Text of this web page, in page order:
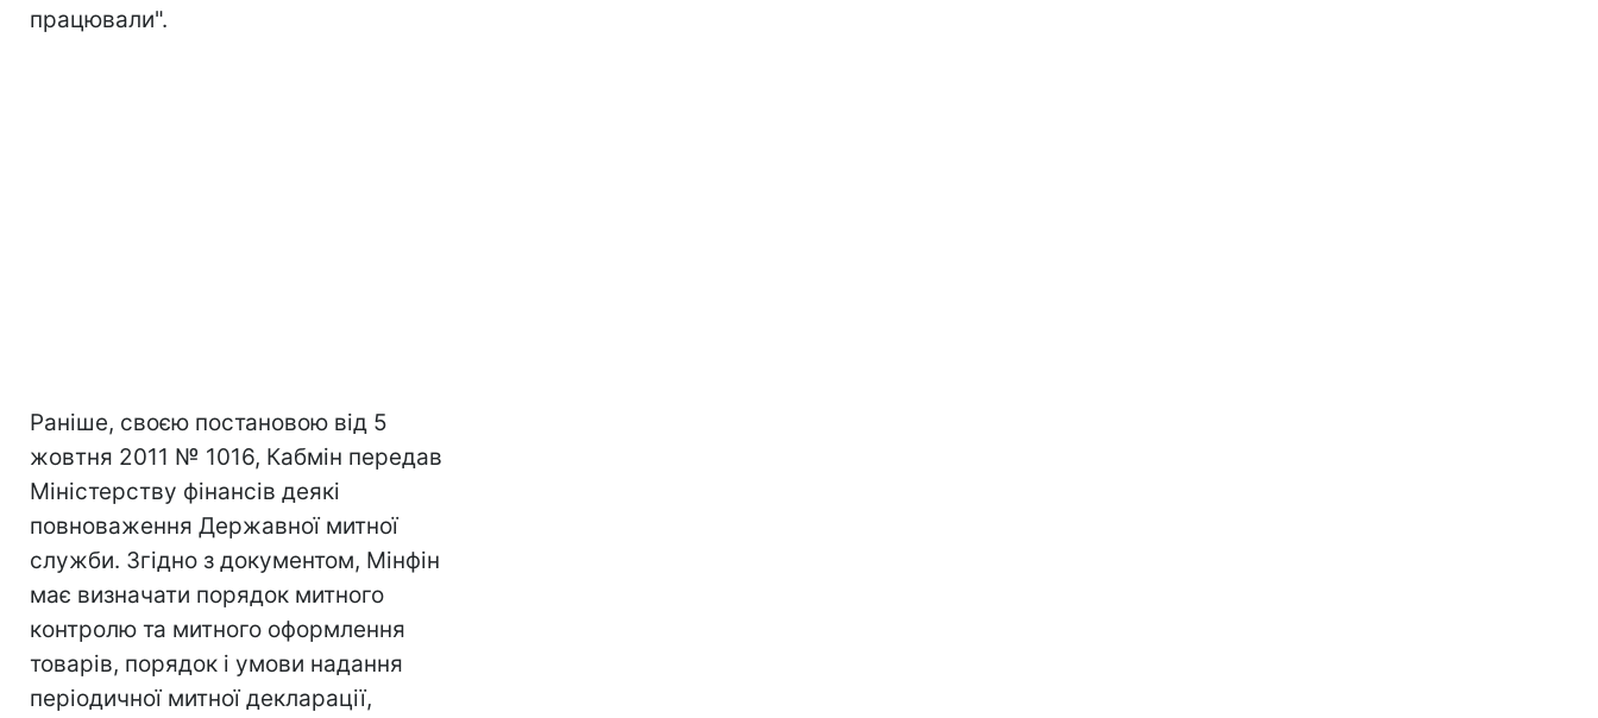
працювали".
Раніше, своєю постановою від 5
жовтня 2011 № 1016, Кабмін передав
Міністерству фінансів деякі
повноваження Державної митної
служби. Згідно з документом, Мінфін
має визначати порядок митного
контролю та митного оформлення
товарів, порядок і умови надання
періодичної митної декларації,